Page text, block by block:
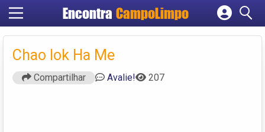
Encontra CampoLimpo
Cadastrar empresa
Chao Iok Ha Me
Compartilhar Avalie! 207